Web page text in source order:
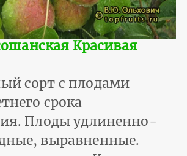
Красивая
сорт с плодами
срока
Плоды удлиненно-
выравненные.